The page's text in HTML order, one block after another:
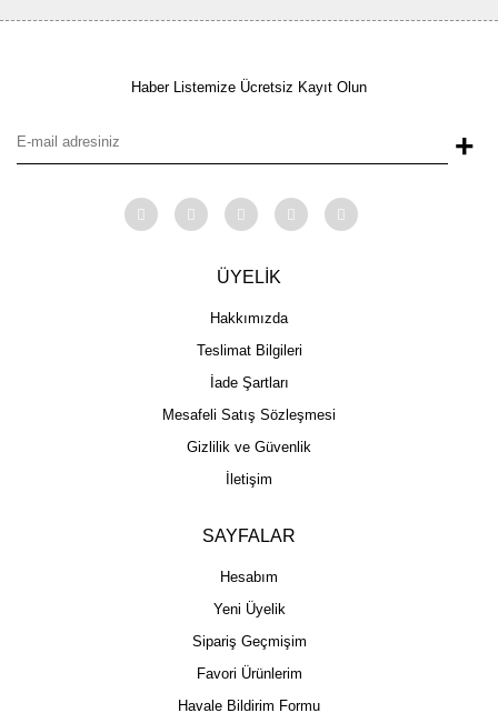
Haber Listemize Ücretsiz Kayıt Olun
+
ÜYELİK
Hakkımızda
Teslimat Bilgileri
İade Şartları
Mesafeli Satış Sözleşmesi
Gizlilik ve Güvenlik
İletişim
SAYFALAR
Hesabım
Yeni Üyelik
Sipariş Geçmişim
Favori Ürünlerim
Havale Bildirim Formu